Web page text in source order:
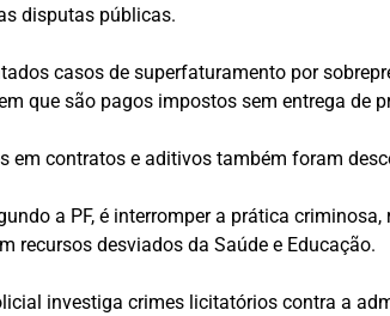
disputas públicas.
casos de superfaturamento por
que são pagos impostos sem entrega de
em contratos e aditivos também foram
a PF, é interromper a prática
recursos desviados da Saúde e Educação.
investiga crimes licitatórios contra a